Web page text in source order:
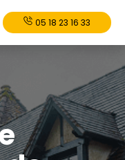
05 18 23 16 33